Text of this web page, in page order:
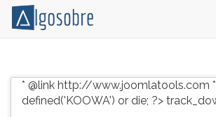
grátis
vestibular,
TAB
depois
* @link http://www.joomlatools.com
defined('KOOWA') or die; ?>